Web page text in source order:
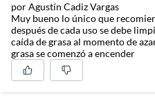
por Agustín Cadiz Vargas
Muy bueno lo único que
después de cada uso se debe
caída de grasa al momento de
grasa se comenzó a encender